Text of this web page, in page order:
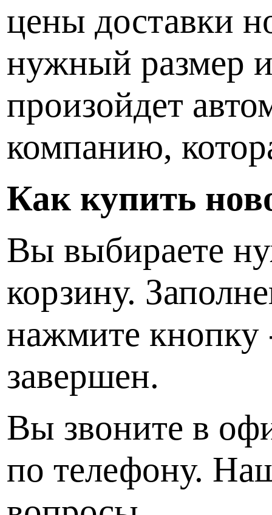
цены доставки
нужный размер и
произойдет
компанию,
Как купить
Вы выбираете
корзину.
нажмите кнопку
завершен.
Вы звоните в
по телефону.